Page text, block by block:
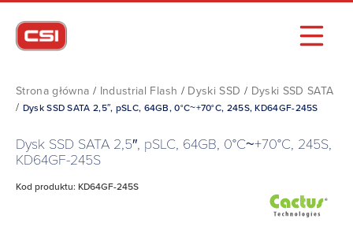
Strona główna / Industrial Flash / Dyski SSD / Dyski SSD SATA
/ Dysk SSD SATA 2,5″, pSLC, 64GB, 0°C~+70°C, 245S, KD64GF-245S
Dysk SSD SATA 2,5″, pSLC, 64GB, 0°C~+70°C, 245S,
KD64GF-245S
Kod produktu: KD64GF-245S